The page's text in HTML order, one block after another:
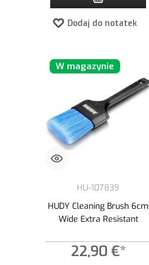
Dodaj do notatek
W magazynie
HU-107839
HUDY Cleaning Brush 6cm
Wide Extra Resistant
22,90 €*